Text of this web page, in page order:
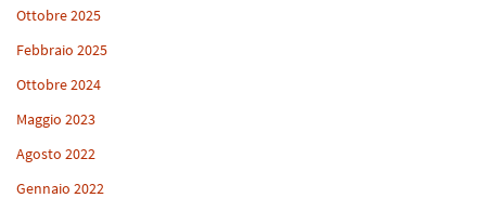
Ottobre 2025
Febbraio 2025
Ottobre 2024
Maggio 2023
Agosto 2022
Gennaio 2022